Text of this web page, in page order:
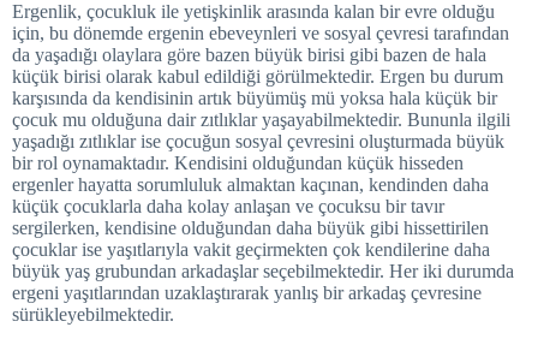
Ergenlik, çocukluk ile yetişkinlik arasında kalan bir evre olduğu
için, bu dönemde ergenin ebeveynleri ve sosyal çevresi tarafından
da yaşadığı olaylara göre bazen büyük birisi gibi bazen de hala
küçük birisi olarak kabul edildiği görülmektedir. Ergen bu durum
karşısında da kendisinin artık büyümüş mü yoksa hala küçük bir
çocuk mu olduğuna dair zıtlıklar yaşayabilmektedir. Bununla ilgili
yaşadığı zıtlıklar ise çocuğun sosyal çevresini oluşturmada büyük
bir rol oynamaktadır. Kendisini olduğundan küçük hisseden
ergenler hayatta sorumluluk almaktan kaçınan, kendinden daha
küçük çocuklarla daha kolay anlaşan ve çocuksu bir tavır
sergilerken, kendisine olduğundan daha büyük gibi hissettirilen
çocuklar ise yaşıtlarıyla vakit geçirmekten çok kendilerine daha
büyük yaş grubundan arkadaşlar seçebilmektedir. Her iki durumda
ergeni yaşıtlarından uzaklaştırarak yanlış bir arkadaş çevresine
sürükleyebilmektedir.